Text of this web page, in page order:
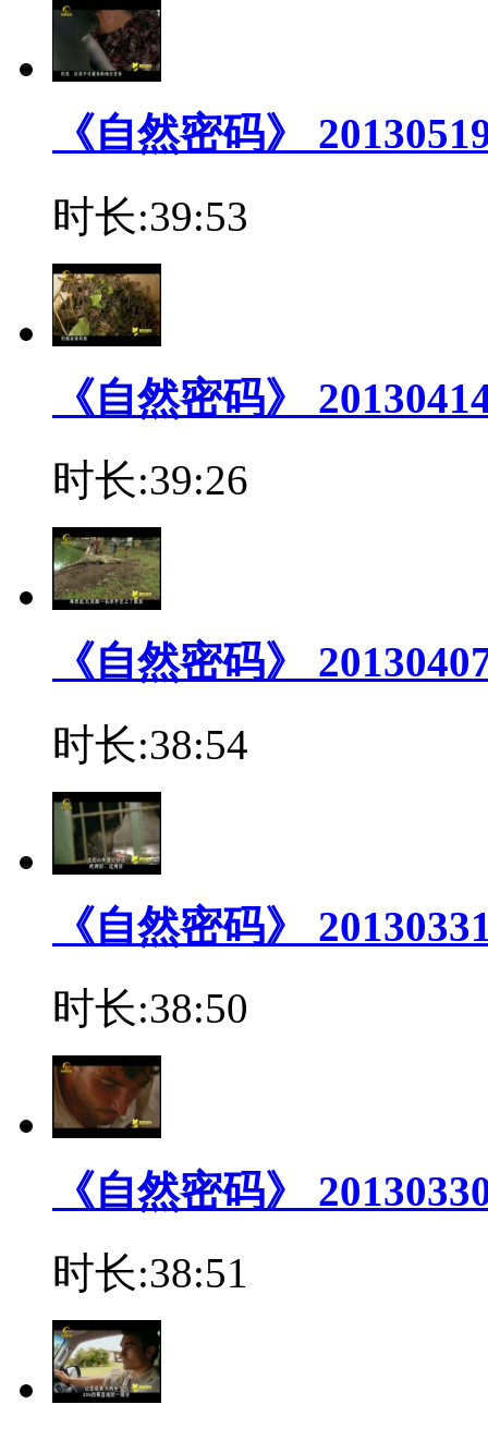
《自然密码》
时长:39:53
《自然密码》
时长:39:26
《自然密码》
时长:38:54
《自然密码》
时长:38:50
《自然密码》
时长:38:51